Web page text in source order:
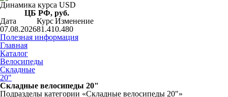
Динамика курса USD
ЦБ РФ, руб.
Дата
КурсИзменение
07.08.202681.410.480
Полезная информация
Главная
Каталог
Велосипеды
Складные
20"
Складные велосипеды 20"
Подразделы категории «Складные велосипеды 20"»